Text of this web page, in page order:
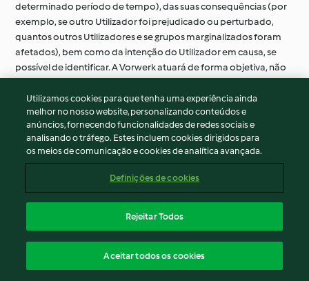
determinado período de tempo), das suas consequências (por
exemplo, se outro Utilizador foi prejudicado ou perturbado,
quantos outros Utilizadores e se grupos marginalizados foram
afetados), bem como da intenção do Utilizador em causa, se
possível de identificar. A Vorwerk atuará de forma objetiva, não
os direitos e interesses legítimos de todas as partes envolvidas.
4.2.8No entanto, se a Vorwerk identificar Conteúdo Proibido,
este será apagado em qualquer caso, uma vez que esta é a única
forma de a Vorwerk poder garantir que outros Utilizadores não
possam percecionar Conteúdo Proibido.
No caso de violações graves ou reiteradas das leis
aplicáveis ou destes Termos de Utilização, a Vorwerk pode
também impor uma suspensão (normalmente por vários dias)
após um aviso prévio, cuja duração depende da gravidade e
frequência das violações. Dependendo dos critérios acima
mencionados, a suspensão pode dizer respeito a apenas uma
Utilizamos cookies para que tenha uma experiência ainda
melhor no nosso website, personalizando conteúdos e
anúncios, fornecendo funcionalidades de redes sociais e
analisando o tráfego. Estes incluem cookies dirigidos para
os meios de comunicação e cookies de analítica avançada.
Definições de cookies
Rejeitar Todos
Aceitar todos os cookies